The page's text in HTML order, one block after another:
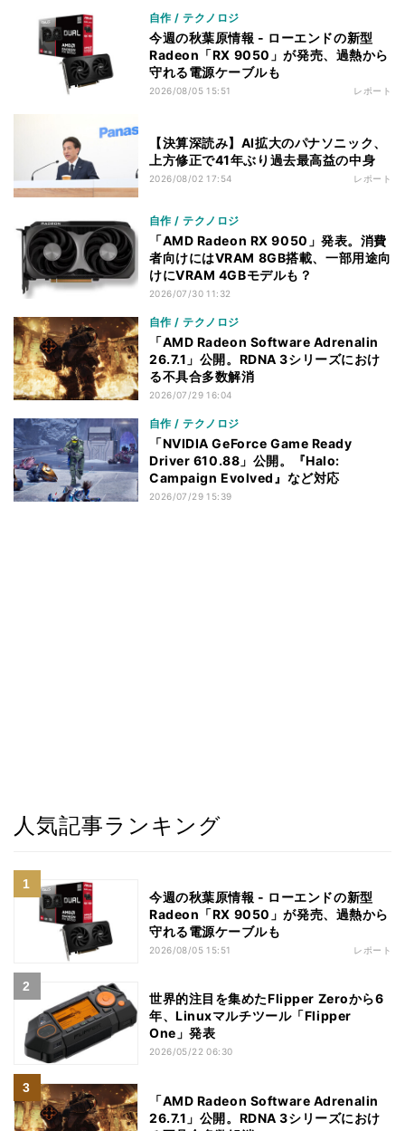
自作 / テクノロジ
今週の秋葉原情報 - ローエンドの新型
Radeon「RX 9050」が発売、過熱から
守れる電源ケーブルも
2026/08/05 15:51 レポート
【決算深読み】AI拡大のパナソニック、
上方修正で41年ぶり過去最高益の中身
2026/08/02 17:54 レポート
自作 / テクノロジ
「AMD Radeon RX 9050」発表。消費
者向けにはVRAM 8GB搭載、一部用途向
けにVRAM 4GBモデルも？
2026/07/30 11:32
自作 / テクノロジ
「AMD Radeon Software Adrenalin
26.7.1」公開。RDNA 3シリーズにおけ
る不具合多数解消
2026/07/29 16:04
自作 / テクノロジ
「NVIDIA GeForce Game Ready
Driver 610.88」公開。『Halo:
Campaign Evolved』など対応
2026/07/29 15:39
人気記事ランキング
今週の秋葉原情報 - ローエンドの新型
Radeon「RX 9050」が発売、過熱から
守れる電源ケーブルも
2026/08/05 15:51 レポート
世界的注目を集めたFlipper Zeroから6
年、Linuxマルチツール「Flipper
One」発表
2026/05/22 06:30
「AMD Radeon Software Adrenalin
26.7.1」公開。RDNA 3シリーズにおけ